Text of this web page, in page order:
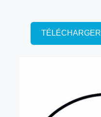
TÉLÉCHARGER